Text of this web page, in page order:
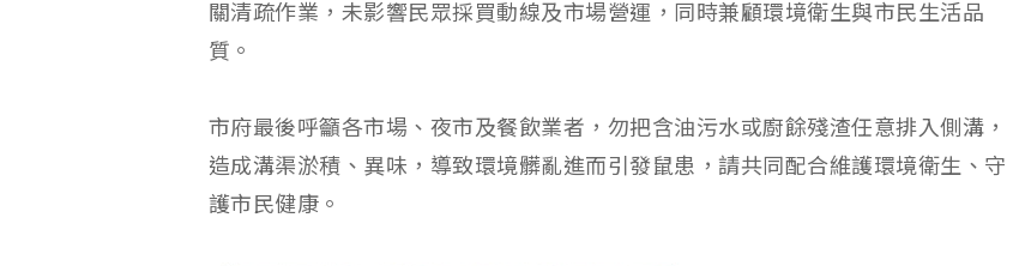
關清疏作業，未影響民眾採買動線及市場營運，同時兼顧環境衛生與市民生活品
質。
市府最後呼籲各市場、夜市及餐飲業者，勿把含油污水或廚餘殘渣任意排入側溝，
造成溝渠淤積、異味，導致環境髒亂進而引發鼠患，請共同配合維護環境衛生、守
護市民健康。